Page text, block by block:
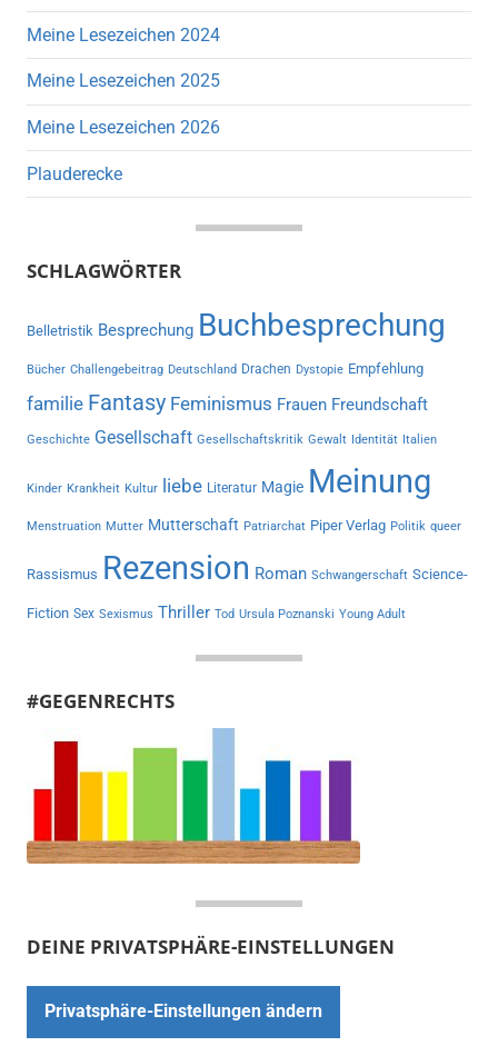
Meine Lesezeichen 2024
Meine Lesezeichen 2025
Meine Lesezeichen 2026
Plauderecke
SCHLAGWÖRTER
Belletristik Besprechung Buchbesprechung
Bücher Challengebeitrag Deutschland Drachen Dystopie Empfehlung
familie Fantasy Feminismus Frauen Freundschaft
Geschichte Gesellschaft Gesellschaftskritik Gewalt Identität Italien
Kinder Krankheit Kultur liebe Literatur Magie Meinung
Menstruation Mutter Mutterschaft Patriarchat Piper Verlag Politik queer
Rassismus Rezension Roman Schwangerschaft Science-
Fiction Sex Sexismus Thriller Tod Ursula Poznanski Young Adult
#GEGENRECHTS
DEINE PRIVATSPHÄRE-EINSTELLUNGEN
Privatsphäre-Einstellungen ändern